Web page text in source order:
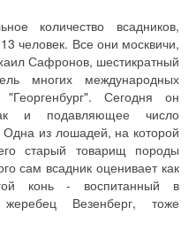
количество всадников,
человек. Все они москвичи,
Сафронов, шестикратный
многих международных
Сегодня он
и подавляющее число
из лошадей, на которой
старый товарищ породы
сам всадник оценивает как
конь - воспитанный в
жеребец Везенберг, тоже